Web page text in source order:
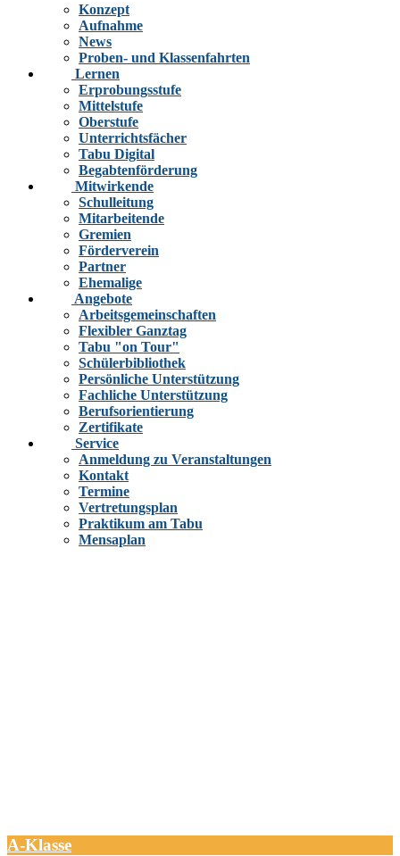
Konzept
Aufnahme
News
Proben- und Klassenfahrten
Lernen
Erprobungsstufe
Mittelstufe
Oberstufe
Unterrichtsfächer
Tabu Digital
Begabtenförderung
Mitwirkende
Schulleitung
Mitarbeitende
Gremien
Förderverein
Partner
Ehemalige
Angebote
Arbeitsgemeinschaften
Flexibler Ganztag
Tabu "on Tour"
Schülerbibliothek
Persönliche Unterstützung
Fachliche Unterstützung
Berufsorientierung
Zertifikate
Service
Anmeldung zu Veranstaltungen
Kontakt
Termine
Vertretungsplan
Praktikum am Tabu
Mensaplan
A-Klasse